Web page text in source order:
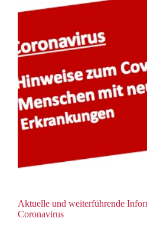
Aktuelle und weiterführende
Coronavirus